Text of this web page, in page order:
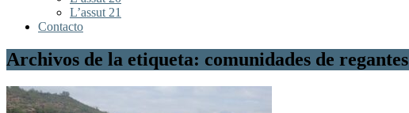
L’assut 21
Contacto
Archivos de la etiqueta: comunidades de regantes